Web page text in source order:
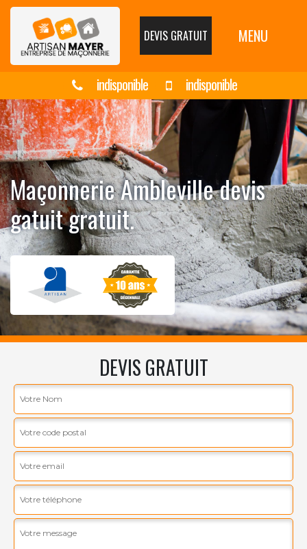
DEVIS GRATUIT MENU
indisponible indisponible
Maçonnerie Ambleville devis
gatuit gratuit.
DEVIS GRATUIT